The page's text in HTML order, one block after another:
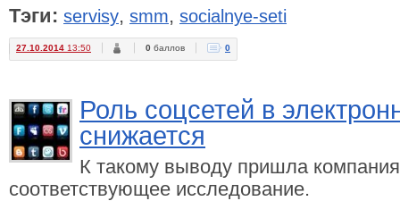
Тэги: servisy, smm, socialnye-seti
27.10.2014 13:50 0 баллов 0
Роль соцсетей в
снижается
К такому выводу пришла
соответствующее исследование.